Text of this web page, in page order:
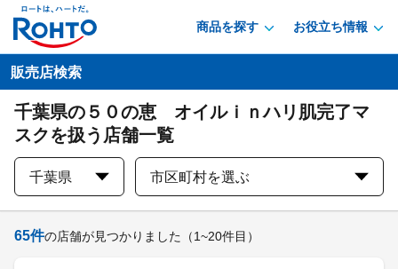
商品を探す お役立ち情報
販売店検索
千葉県の５０の恵 オイルｉｎハリ肌完了マ
スクを扱う店舗一覧
千葉県 市区町村を選ぶ
65件の店舗が見つかりました （1~20件目）